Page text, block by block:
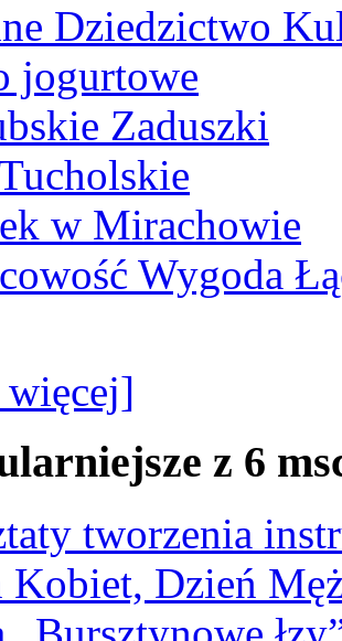
Dziedzictwo
jogurtowe
Zaduszki
w Mirachowie
Wygoda
z 6
tworzenia
Kobiet, Dzień